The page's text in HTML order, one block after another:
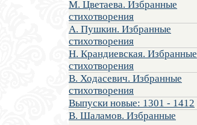
М. Цветаева. Избранные
стихотворения
А. Пушкин. Избранные
стихотворения
Н. Крандиевская. Избранные
стихотворения
В. Ходасевич. Избранные
стихотворения
Выпуски новые: 1301 - 1412
В. Шаламов. Избранные